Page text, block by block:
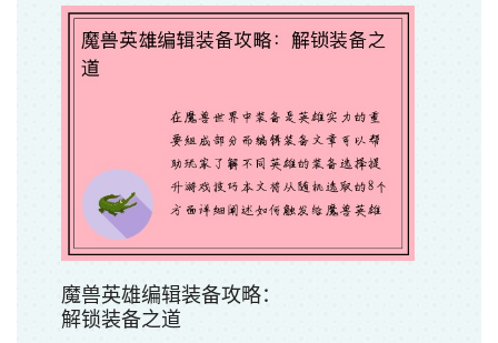
魔兽英雄编辑装备攻略：
解锁装备之道